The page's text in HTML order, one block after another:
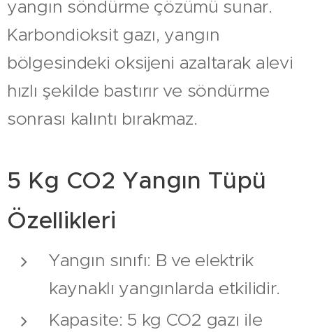
yangın söndürme çözümü sunar.
Karbondioksit gazı, yangın
bölgesindeki oksijeni azaltarak alevi
hızlı şekilde bastırır ve söndürme
sonrası kalıntı bırakmaz.
5 Kg CO2 Yangın Tüpü
Özellikleri
Yangın sınıfı: B ve elektrik
kaynaklı yangınlarda etkilidir.
Kapasite: 5 kg CO2 gazı ile